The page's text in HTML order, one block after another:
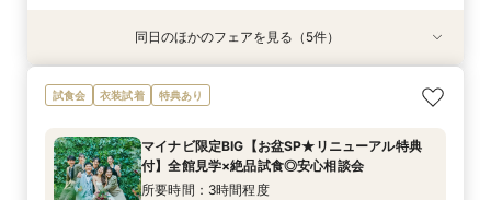
特典あり 動画あり
8/9(日)
＼おもてなし重視の方必見／貸切体験×国産牛試
食×料理半額特典
9:00〜
9:15〜
14:30〜
14:45〜
衣装試着 特典あり
8/9(日)
【貸切で安心♪】マタニティウェディング準備＆
予算相談フェア！
9:00〜
9:15〜
14:30〜
14:45〜
特典あり
8/9(日)
【初見学におすすめ】全館見学×試食付*「即決
ナシ」安心相談会
9:00〜
9:15〜
14:30〜
14:45〜
衣装試着 特典あり
8/9(日)
【和装とドレスが両方叶う】日本の伝統美×和モ
ダンW体験フェア
9:00〜
9:15〜
14:30〜
14:45〜
特典あり
8/9(日)
【少人数婚におすすめ】挙式×贅沢試食×おもて
なし体験
9:00〜
9:15〜
14:30〜
14:45〜
同日のほかのフェアを見る（5件）
試食会 衣装試着 特典あり
マイナビ限定BIG【お盆SP★リニューアル特典
付】全館見学×絶品試食◎安心相談会
所要時間：3時間程度